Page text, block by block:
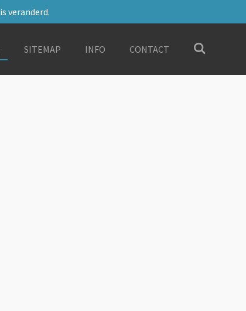
veranderd.
SITEMAP INFO CONTACT